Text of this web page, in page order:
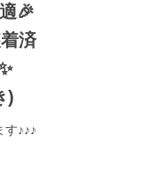
🎉
済
)
♪♪♪